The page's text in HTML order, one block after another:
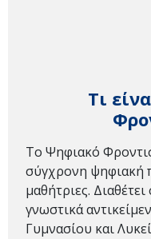
Τι
Το Ψηφιακό
σύγχρονη ψηφιακή
μαθήτριες.
γνωστικά
Γυμνασίου και